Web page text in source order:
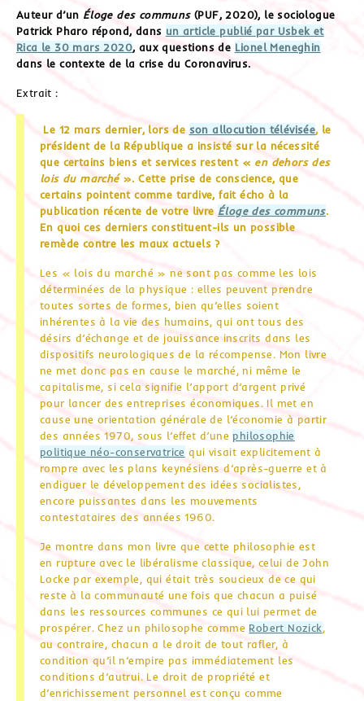
Auteur d’un Éloge des communs(PUF, 2020), le sociologue
Patrick Pharo répond, dans un article publié par Usbek et
Rica le 30 mars 2020, aux questions de Lionel Meneghin
dans le contexte de la crise du Coronavirus.
Extrait :
Le 12 mars dernier, lors de son allocution télévisée, le
président de la République a insisté sur la nécessité
que certains biens et services restent « en dehors des
lois du marché». Cette prise de conscience, que
certains pointent comme tardive, fait écho à la
publication récente de votre livre Éloge des communs.
En quoi ces derniers constituent-ils un possible
remède contre les maux actuels ?
Les « lois du marché » ne sont pas comme les lois
déterminées de la physique : elles peuvent prendre
toutes sortes de formes, bien qu’elles soient
inhérentes à la vie des humains, qui ont tous des
désirs d’échange et de jouissance inscrits dans les
dispositifs neurologiques de la récompense. Mon livre
ne met donc pas en cause le marché, ni même le
capitalisme, si cela signifie l’apport d’argent privé
pour lancer des entreprises économiques. Il met en
cause une orientation générale de l’économie à partir
des années 1970, sous l’effet d’une philosophie
politique néo-conservatrice qui visait explicitement à
rompre avec les plans keynésiens d’après-guerre et à
endiguer le développement des idées socialistes,
encore puissantes dans les mouvements
contestataires des années 1960.
Je montre dans mon livre que cette philosophie est
en rupture avec le libéralisme classique, celui de John
Locke par exemple, qui était très soucieux de ce qui
reste à la communauté une fois que chacun a puisé
dans les ressources communes ce qui lui permet de
prospérer. Chez un philosophe comme Robert Nozick,
au contraire, chacun a le droit de tout rafler, à
condition qu’il n’empire pas immédiatement les
conditions d’autrui. Le droit de propriété et
d’enrichissement personnel est conçu comme